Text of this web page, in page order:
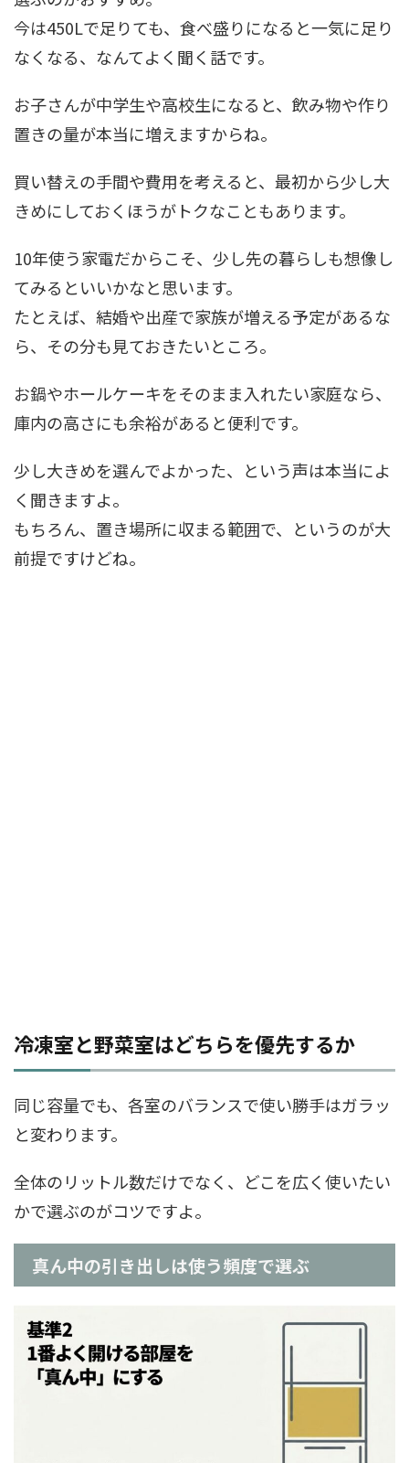
今は450Lで足りても、食べ盛りになると一気に足り
なくなる、なんてよく聞く話です。
お子さんが中学生や高校生になると、飲み物や作り
置きの量が本当に増えますからね。
買い替えの手間や費用を考えると、最初から少し大
きめにしておくほうがトクなこともあります。
10年使う家電だからこそ、少し先の暮らしも想像し
てみるといいかなと思います。
たとえば、結婚や出産で家族が増える予定があるな
ら、その分も見ておきたいところ。
お鍋やホールケーキをそのまま入れたい家庭なら、
庫内の高さにも余裕があると便利です。
少し大きめを選んでよかった、という声は本当によ
く聞きますよ。
もちろん、置き場所に収まる範囲で、というのが大
前提ですけどね。
冷凍室と野菜室はどちらを優先するか
同じ容量でも、各室のバランスで使い勝手はガラッ
と変わります。
全体のリットル数だけでなく、どこを広く使いたい
かで選ぶのがコツですよ。
真ん中の引き出しは使う頻度で選ぶ